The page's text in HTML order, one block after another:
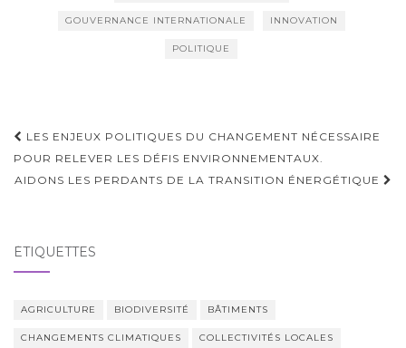
GOUVERNANCE INTERNATIONALE INNOVATION
POLITIQUE
Navigation
d'article
LES ENJEUX POLITIQUES DU CHANGEMENT NÉCESSAIRE
POUR RELEVER LES DÉFIS ENVIRONNEMENTAUX.
AIDONS LES PERDANTS DE LA TRANSITION ÉNERGÉTIQUE
ÉTIQUETTES
AGRICULTURE BIODIVERSITÉ BÂTIMENTS
CHANGEMENTS CLIMATIQUES COLLECTIVITÉS LOCALES